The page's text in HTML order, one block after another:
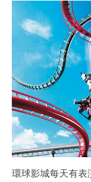
環球影城每天有表